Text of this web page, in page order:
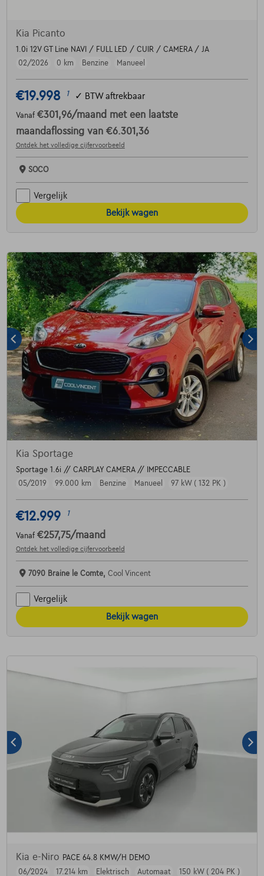
Kia Picanto
1.0i 12V GT Line NAVI / FULL LED / CUIR / CAMERA / JA
02/2026
0 km Benzine Manueel
€19.998 1 ✓ BTW aftrekbaar
Vanaf €301,96/maand met een laatste
maandaflossing van €6.301,36
Ontdek het volledige cijfervoorbeeld
SOCO
Vergelijk
Bekijk wagen
Kia Sportage
Sportage 1.6i // CARPLAY CAMERA // IMPECCABLE
05/2019
99.000 km Benzine Manueel 97 kW ( 132 PK )
€12.999 1
Vanaf €257,75/maand
Ontdek het volledige cijfervoorbeeld
7090 Braine le Comte, Cool Vincent
Vergelijk
Bekijk wagen
Kia e-Niro PACE 64.8 KMW/H DEMO
06/2024
17.214 km Elektrisch Automaat 150 kW ( 204 PK )